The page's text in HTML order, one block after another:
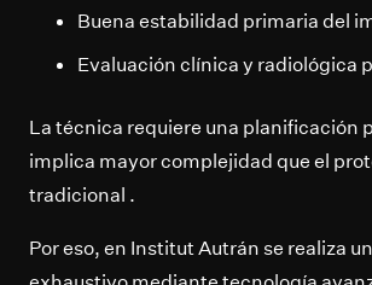
Buena estabilidad primaria del
Evaluación clínica y radiológica
La técnica requiere una planificación
implica mayor complejidad que el
tradicional .
Por eso, en Institut Autrán se realiza